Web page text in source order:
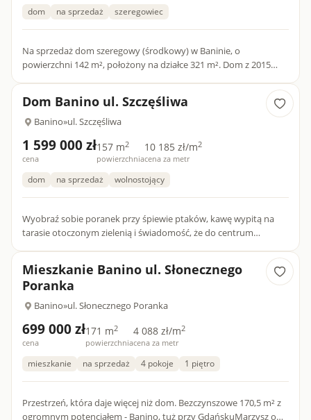
dom na sprzedaż szeregowiec
Na sprzedaż dom szeregowy (środkowy) w Baninie, o
powierzchni 142 m², położony na działce 321 m². Dom z 2015
Dom Banino ul. Szczęśliwa
Banino»ul. Szczęśliwa
1 599 000 zł
cena
157 m2
powierzchnia
10 185 zł/m2
cena za metr
dom na sprzedaż wolnostojący
Wyobraź sobie poranek przy śpiewie ptaków, kawę wypitą na
tarasie otoczonym zielenią i świadomość, że do centrum
Mieszkanie Banino ul. Słonecznego
Poranka
Banino»ul. Słonecznego Poranka
699 000 zł
cena
171 m2
powierzchnia
4 088 zł/m2
cena za metr
mieszkanie na sprzedaż 4 pokoje 1 piętro
Przestrzeń, która daje więcej niż dom. Bezczynszowe 170,5 m² z
ogromnym potencjałem - Banino, tuż przy GdańskuMarzysz o